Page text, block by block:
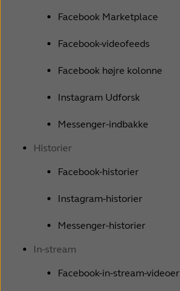
Facebook Marketplace
Facebook-videofeeds
Facebook højre kolonne
Instagram Udforsk
Messenger-indbakke
Historier
Facebook-historier
Instagram-historier
Messenger-historier
In-stream
Facebook-in-stream-videoer